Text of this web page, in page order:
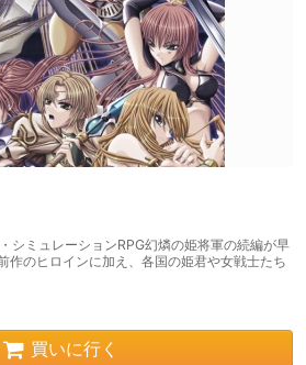
シミュレーションRPG幻燐の姫将軍の続編が早
のヒロインに加え、各国の姫君や女戦士たち
買いに行く